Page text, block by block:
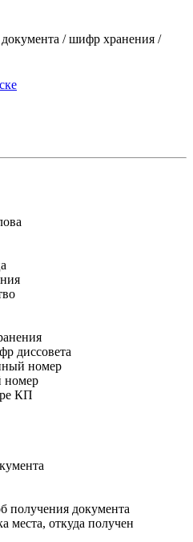
/ шифр хранения /
диссовета
номер
номер
КП
получения документа
места, откуда получен